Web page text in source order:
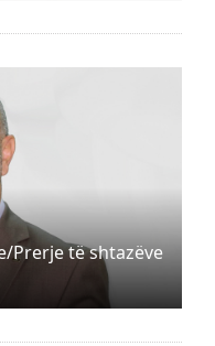
Prerje të shtazëve